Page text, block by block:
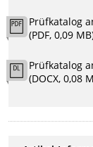
Prüfkatalog
(PDF, 0,09
Prüfkatalog
(DOCX, 0,08